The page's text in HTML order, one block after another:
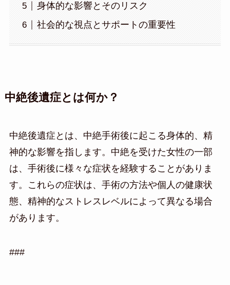
身体的な影響とそのリスク
社会的な視点とサポートの重要性
中絶後遺症とは何か？
中絶後遺症とは、中絶手術後に起こる身体的、精
神的な影響を指します。中絶を受けた女性の一部
は、手術後に様々な症状を経験することがありま
す。これらの症状は、手術の方法や個人の健康状
態、精神的なストレスレベルによって異なる場合
があります。
###